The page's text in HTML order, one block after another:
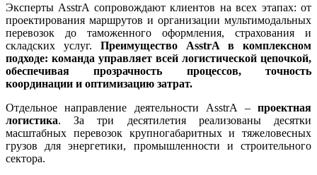
Эксперты AsstrA сопровождают клиентов на всех этапах: от
проектирования маршрутов и организации мультимодальных
перевозок до таможенного оформления, страхования и
складских услуг. Преимущество AsstrA в комплексном
подходе: команда управляет всей логистической цепочкой,
обеспечивая прозрачность процессов, точность
координации и оптимизацию затрат.
Отдельное направление деятельности AsstrA – проектная
логистика. За три десятилетия реализованы десятки
масштабных перевозок крупногабаритных и тяжеловесных
грузов для энергетики, промышленности и строительного
сектора.